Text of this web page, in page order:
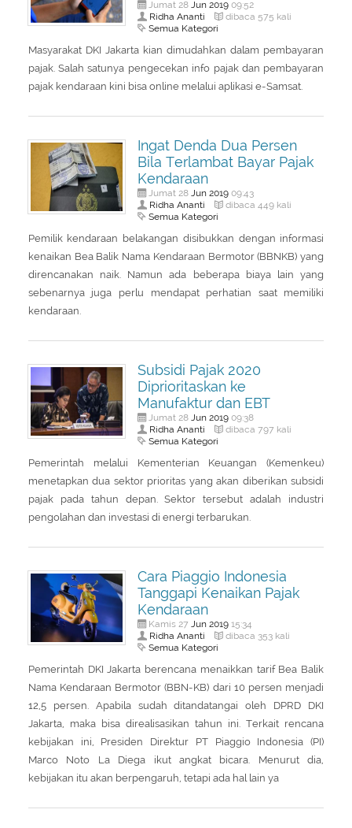
Jumat 28 Jun 201909:52
Ridha Ananti dibaca 575 kali
Semua Kategori
Masyarakat DKI Jakarta kian dimudahkan dalam pembayaran
pajak. Salah satunya pengecekan info pajak dan pembayaran
pajak kendaraan kini bisa online melalui aplikasi e-Samsat.
Ingat Denda Dua Persen
Bila Terlambat Bayar Pajak
Kendaraan
Jumat 28 Jun 201909:43
Ridha Ananti dibaca 449 kali
Semua Kategori
Pemilik kendaraan belakangan disibukkan dengan informasi
kenaikan Bea Balik Nama Kendaraan Bermotor (BBNKB) yang
direncanakan naik. Namun ada beberapa biaya lain yang
sebenarnya juga perlu mendapat perhatian saat memiliki
kendaraan.
Subsidi Pajak 2020
Diprioritaskan ke
Manufaktur dan EBT
Jumat 28 Jun 201909:38
Ridha Ananti dibaca 797 kali
Semua Kategori
Pemerintah melalui Kementerian Keuangan (Kemenkeu)
menetapkan dua sektor prioritas yang akan diberikan subsidi
pajak pada tahun depan. Sektor tersebut adalah industri
pengolahan dan investasi di energi terbarukan.
Cara Piaggio Indonesia
Tanggapi Kenaikan Pajak
Kendaraan
Kamis 27 Jun 201915:34
Ridha Ananti dibaca 353 kali
Semua Kategori
Pemerintah DKI Jakarta berencana menaikkan tarif Bea Balik
Nama Kendaraan Bermotor (BBN-KB) dari 10 persen menjadi
12,5 persen. Apabila sudah ditandatangai oleh DPRD DKI
Jakarta, maka bisa direalisasikan tahun ini. Terkait rencana
kebijakan ini, Presiden Direktur PT Piaggio Indonesia (PI)
Marco Noto La Diega ikut angkat bicara. Menurut dia,
kebijakan itu akan berpengaruh, tetapi ada hal lain ya